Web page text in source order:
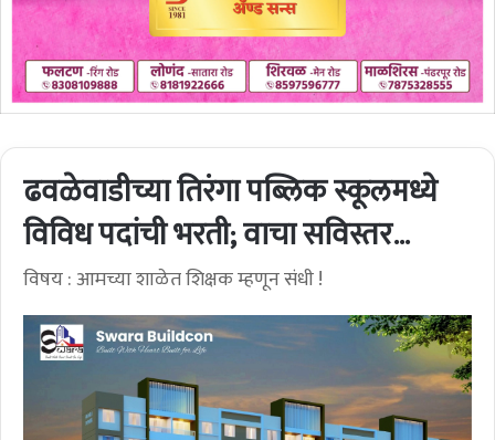
ढवळेवाडीच्या तिरंगा पब्लिक स्कूलमध्ये
विविध पदांची भरती; वाचा सविस्तर…
विषय : आमच्या शाळेत शिक्षक म्हणून संधी !